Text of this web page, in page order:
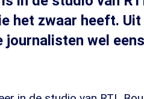
het zwaar heeft.
journalisten wel